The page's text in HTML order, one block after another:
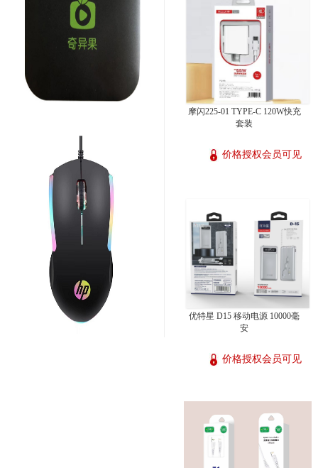
摩闪225-01 TYPE-C 120W快充
套装
价格授权会员可见
优特星 D15 移动电源 10000毫
安
价格授权会员可见